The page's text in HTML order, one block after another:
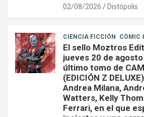
02/08/2026 Distópolis
CIENCIA FICCIÓN CÓMIC
El sello Moztros
jueves 20 de
último tomo de
(EDICIÓN Z
Andrea Milana,
Watters, Kelly
Ferrari, en el que